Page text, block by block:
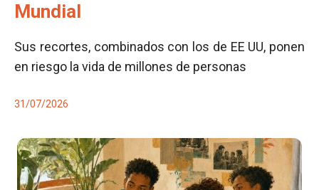
Mundial
Sus recortes, combinados con los de EE UU, ponen
en riesgo la vida de millones de personas
31/07/2026